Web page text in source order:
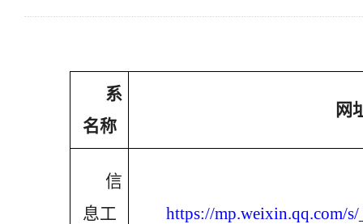
系
名称
网
信
息工
https://mp.weixin.qq.com/